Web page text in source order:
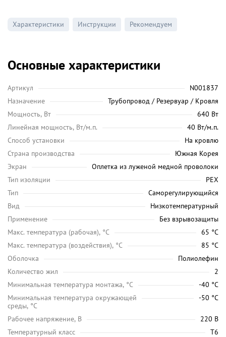
Характеристики Инструкции Рекомендуем
Основные характеристики
Артикул
N001837
Назначение
Трубопровод / Резервуар / Кровля
Мощность, Вт
640 Вт
Линейная мощность, Вт/м.п.
40 Вт/м.п.
Способ установки
На кровлю
Страна производства
Южная Корея
Экран
Оплетка из луженой медной проволоки
Тип изоляции
PEX
Тип
Саморегулирующийся
Вид
Низкотемпературный
Применение
Без взрывозащиты
Maкс. температура (рабочая), °C
65 °C
Макс. температура (воздействия), °C
85 °C
Оболочка
Полиолефин
Количество жил
2
Минимальная температура монтажа, °C
-40 °C
Минимальная температура окружающей
среды, °C
-50 °C
Рабочее напряжение, В
220 В
Температурный класс
Т6